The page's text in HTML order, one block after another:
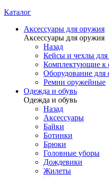
Каталог
Аксессуары для оружия
Аксессуары для оружия
Назад
Кейсы и чехлы
Комплектующие к
Оборудование для
Ремни оружейные
Одежда и обувь
Одежда и обувь
Назад
Аксессуары
Байки
Ботинки
Брюки
Головные уборы
Дождевики
Жилеты